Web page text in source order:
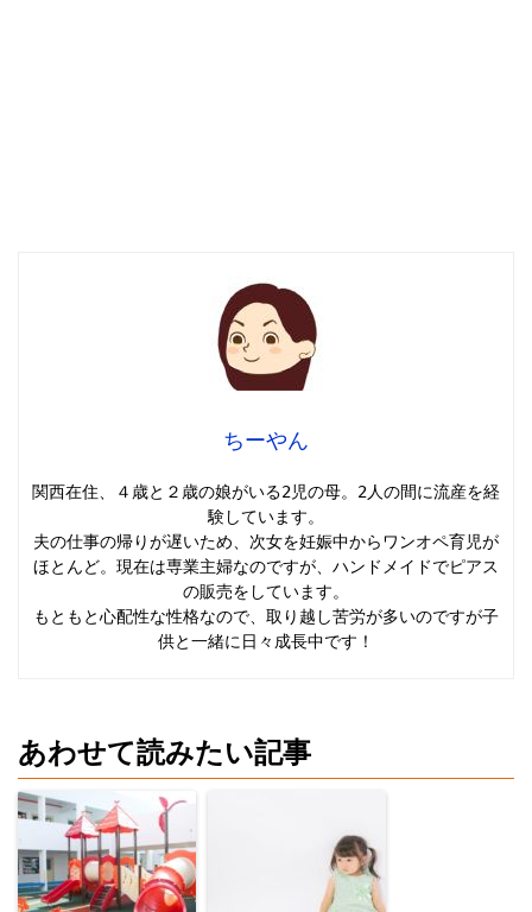
ちーやん
関西在住、４歳と２歳の娘がいる2児の母。2人の間に流産を経
験しています。
夫の仕事の帰りが遅いため、次女を妊娠中からワンオペ育児が
ほとんど。現在は専業主婦なのですが、ハンドメイドでピアス
の販売をしています。
もともと心配性な性格なので、取り越し苦労が多いのですが子
供と一緒に日々成長中です！
あわせて読みたい記事